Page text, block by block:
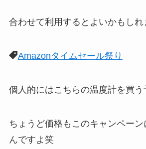
合わせて利用するとよいかもしれ
Amazonタイムセール祭り
個人的にはこちらの温度計を買う
ちょうど価格もこのキャンペー
んですよ笑